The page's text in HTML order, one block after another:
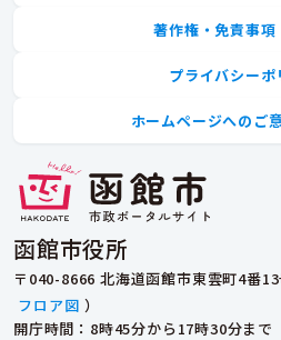
函館市役所
〒040-8666 北海道函館市東雲町4番
フロア図 ）
開庁時間：8時45分から17時30分ま
著作権・免責事項
プライバシーポ
ホームページへのご